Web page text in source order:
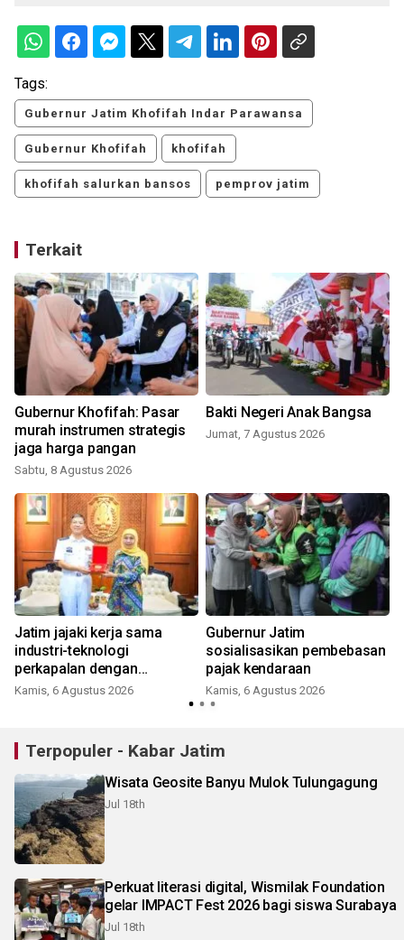
Tags:
Gubernur Jatim Khofifah Indar Parawansa
Gubernur Khofifah khofifah
khofifah salurkan bansos pemprov jatim
Terkait
Gubernur Khofifah: Pasar
murah instrumen strategis
jaga harga pangan
Sabtu, 8 Agustus 2026
Bakti Negeri Anak Bangsa
Jumat, 7 Agustus 2026
Jatim jajaki kerja sama
industri-teknologi
perkapalan dengan
Tiongkok
Kamis, 6 Agustus 2026
Gubernur Jatim
sosialisasikan pembebasan
pajak kendaraan
Kamis, 6 Agustus 2026
Terpopuler - Kabar Jatim
Wisata Geosite Banyu Mulok Tulungagung
Jul 18th
Perkuat literasi digital, Wismilak Foundation
gelar IMPACT Fest 2026 bagi siswa Surabaya
Jul 18th